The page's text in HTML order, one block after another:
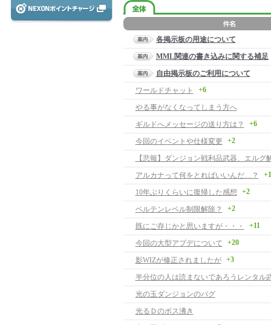
各掲示板の用途について
MML関連の書き込みに関する補足
自由掲示板のご利用について
ワールドチャット
+6
やる事がなくなってしまう方へ
ギルドへメッセージの送り方は？
+6
今回のイベントや仕様変更 +2
【悲報】ダンジョン戦利品武器、エルグ
アルカナって何をとればいいんだ…？
10年ぶりくらいに復帰した感想 +2
ベルテンレベル制限解除？ +2
既にご存じかと思いますが・・・ +11
今回の大型アプデについて +20
影WIZが修正されましたが +3
半分位の人は読まないであろうレンタル
光の玉ダンジョンのバグ
光るＤのボス沸き